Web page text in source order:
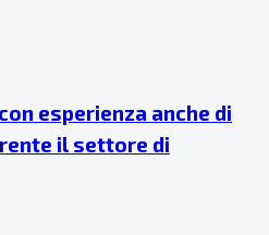
esperienza anche di
il settore di